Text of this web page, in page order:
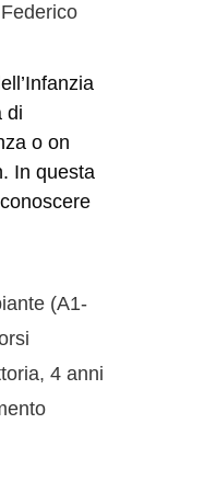
Federico
di
o on
In questa
(A1-
,4 anni